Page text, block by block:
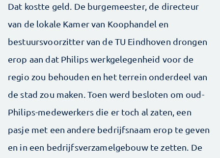
Dat kostte geld. De burgemeester, de directeur
van de lokale Kamer van Koophandel en
bestuursvoorzitter van de TU Eindhoven drongen
erop aan dat Philips werkgelegenheid voor de
regio zou behouden en het terrein onderdeel van
de stad zou maken. Toen werd besloten om oud-
Philips-medewerkers die er toch al zaten, een
pasje met een andere bedrijfsnaam erop te geven
en in een bedrijfsverzamelgebouw te zetten. De